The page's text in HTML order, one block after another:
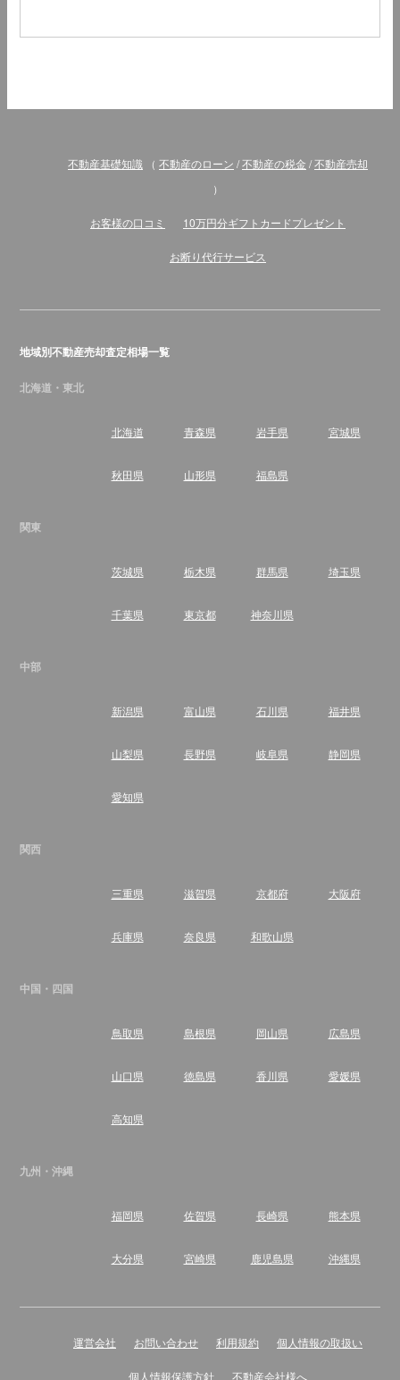
不動産基礎知識 （ 不動産のローン /不動産の税金 /不動産売却
）
お客様の口コミ 10万円分ギフトカードプレゼント
お断り代行サービス
地域別不動産売却査定相場一覧
北海道・東北
北海道 青森県 岩手県 宮城県
秋田県 山形県 福島県
関東
茨城県 栃木県 群馬県 埼玉県
千葉県 東京都 神奈川県
中部
新潟県 富山県 石川県 福井県
山梨県 長野県 岐阜県 静岡県
愛知県
関西
三重県 滋賀県 京都府 大阪府
兵庫県 奈良県 和歌山県
中国・四国
鳥取県 島根県 岡山県 広島県
山口県 徳島県 香川県 愛媛県
高知県
九州・沖縄
福岡県 佐賀県 長崎県 熊本県
大分県 宮崎県 鹿児島県 沖縄県
運営会社 お問い合わせ 利用規約 個人情報の取扱い
個人情報保護方針 不動産会社様へ